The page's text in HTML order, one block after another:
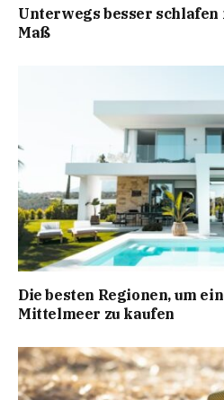
Unterwegs besser
Maß
Die besten Regionen, um
Mittelmeer zu kaufen